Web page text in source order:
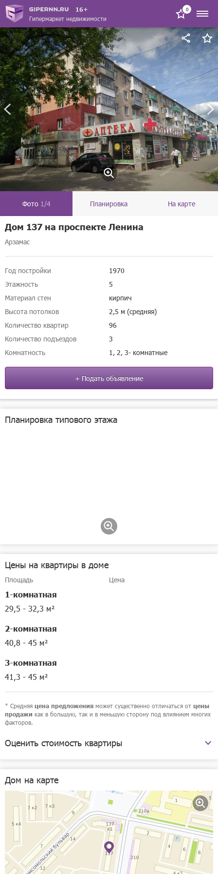
16+
Гипермаркет недвижимости
0
Фото 1/4 Планировка На карте
Дом 137 на проспекте Ленина
Арзамас
Год постройки
1970
Этажность
5
Материал стен
кирпич
Высота потолков
2,5 м (средняя)
Количество квартир
96
Количество подъездов
3
Комнатность
1, 2, 3- комнатные
+ Подать объявление
Планировка типового этажа
Цены на квартиры в доме
Площадь Цена
1-комнатная
29,5 - 32,3 м²
2-комнатная
40,8 - 45 м²
3-комнатная
41,3 - 45 м²
* Средняя цена предложения может существенно отличаться от цены
продажи как в большую, так и в меньшую сторону под влиянием многих
факторов.
Оценить стоимость квартиры
Рассчитать
Дом на карте